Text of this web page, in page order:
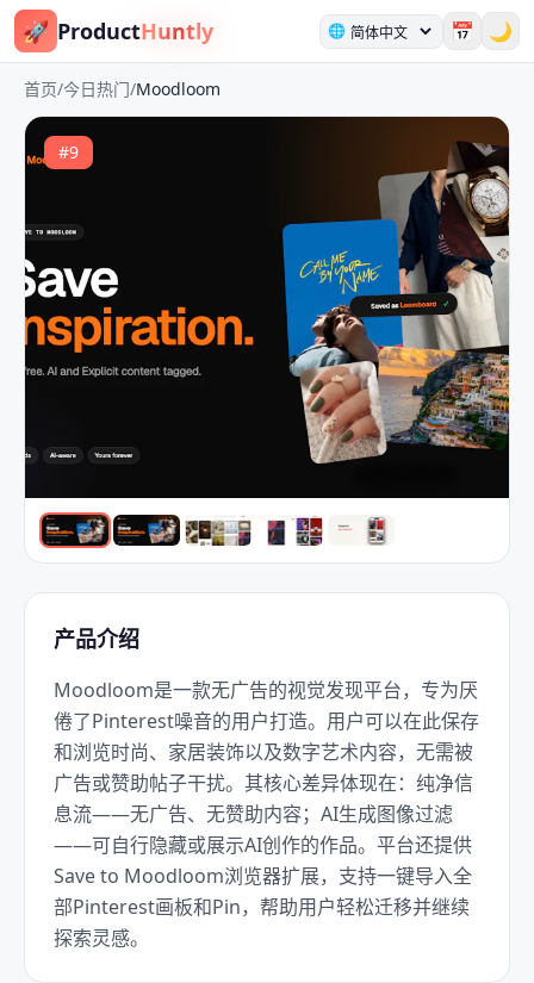
🚀 ProductHuntly 🌐 📅 🌙
首页/今日热门/Moodloom
#9
产品介绍
Moodloom是一款无广告的视觉发现平台，专为厌
倦了Pinterest噪音的用户打造。用户可以在此保存
和浏览时尚、家居装饰以及数字艺术内容，无需被
广告或赞助帖子干扰。其核心差异体现在：纯净信
息流——无广告、无赞助内容；AI生成图像过滤
——可自行隐藏或展示AI创作的作品。平台还提供
Save to Moodloom浏览器扩展，支持一键导入全
部Pinterest画板和Pin，帮助用户轻松迁移并继续
探索灵感。